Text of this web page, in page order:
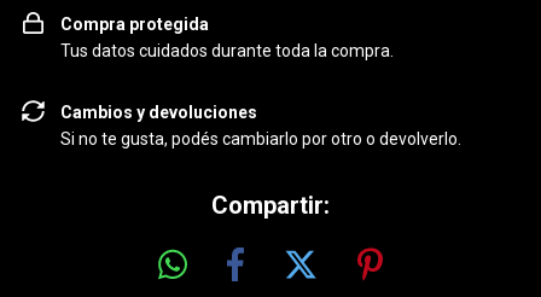
Compra protegida
Tus datos cuidados durante toda la compra.
Cambios y devoluciones
Si no te gusta, podés cambiarlo por otro o devolverlo.
Compartir: